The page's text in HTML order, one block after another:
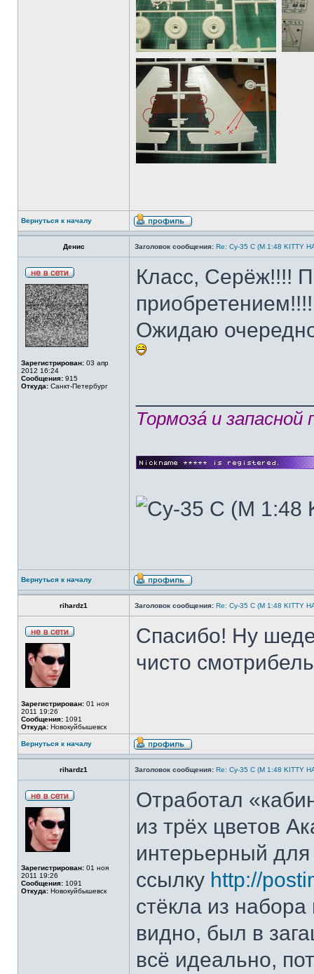
Вернуться к началу
Денис Заголовок сообщения: Re: Су-35 С (М 1:48 KITTY
Зарегистрирован: 03 апр
2012 16:24
Сообщения: 915
Откуда: Санкт-Петербург
Класс, Серёж!!!!
приобретением!!!!
Ожидаю
Тормозá и
Вернуться к началу
rihardz1 Заголовок сообщения: Re: Су-35 С (М 1:48 KITTY
Зарегистрирован: 01 ноя
2011 19:26
Сообщения: 1091
Откуда: Новокуйбышевск
Спасибо! Ну
чисто
Вернуться к началу
rihardz1 Заголовок сообщения: Re: Су-35 С (М 1:48 KITTY
Зарегистрирован: 01 ноя
2011 19:26
Сообщения: 1091
Откуда: Новокуйбышевск
Отработал
из трёх цветов
интерьерный для
ссылку http://
стёкла из набора
видно, был в
всё идеально,